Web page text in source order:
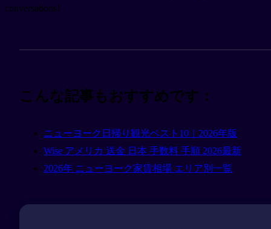
conversations!
こんな記事もおすすめです：
ニューヨーク日帰り観光ベスト10｜2026年版
Wise アメリカ 送金 日本 手数料 手順 2026最新
2026年 ニューヨーク家賃相場 エリア別一覧